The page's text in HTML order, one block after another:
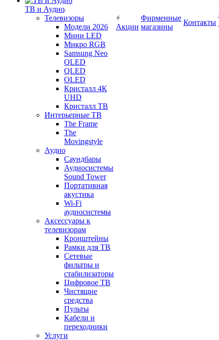
ТВ и Аудио
Телевизоры
Модели 2026
Мини LED
Микро RGB
Samsung Neo
QLED
QLED
OLED
Кристалл 4К
UHD
Кристалл ТВ
Интерьерные ТВ
The Frame
The
Movingstyle
Аудио
Саундбары
Аудиосистемы
Sound Tower
Портативная
акустика
Wi-Fi
аудиосистемы
Аксессуары к
телевизорам
Кронштейны
Рамки для ТВ
Сетевые
фильтры и
стабилизаторы
Цифровое ТВ
Чистящие
средства
Пульты
Кабели и
переходники
Услуги
Акции
Фирменные
магазины
Контакты